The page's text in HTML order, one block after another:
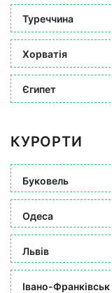
Туреччина
Хорватія
Єгипет
КУРОРТИ
Буковель
Одеса
Львів
Івано-Франківськ